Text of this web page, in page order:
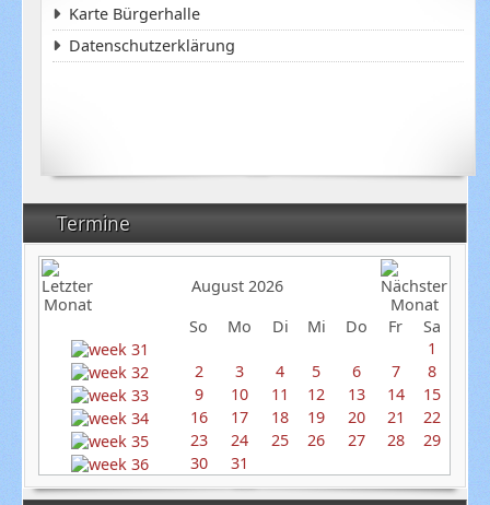
Termine
August 2026
So
Mo Di Mi Do Fr
Sa
1
2
3 4 5 6 7
8
9
10 11 12 13 14
15
16
17 18 19 20 21
22
23
24 25 26 27 28
29
30
31
Karte Bürgerhalle
Datenschutzerklärung